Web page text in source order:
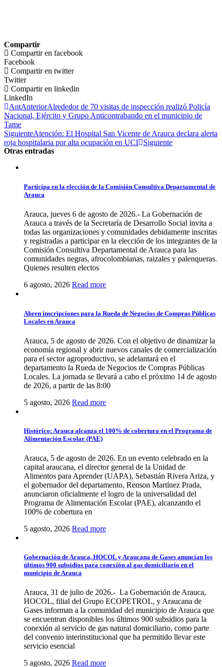
Compartir
Compartir en facebook
Facebook
Compartir en twitter
Twitter
Compartir en linkedin
LinkedIn
AntAnteriorAlrededor de 70 visitas de inspección realizó Policía
Nacional, Ejército y Grupo Anticontrabando en el municipio de
Tame
SiguienteAtención: El Hospital San Vicente de Arauca declara alerta
roja hospitalaria por alta ocupación en UCI
Siguiente
Otras entradas
Participa en la elección de la Comisión Consultiva Departamental de
Arauca
Arauca, jueves 6 de agosto de 2026.- La Gobernación de
Arauca a través de la Secretaría de Desarrollo Social invita a
todas las organizaciones y comunidades debidamente inscritas
y registradas a participar en la elección de los integrantes de la
Comisión Consultiva Departamental de Arauca para las
comunidades negras, afrocolombianas, raizales y palenqueras.
Quienes resulten electos
6 agosto, 2026 Read more
Abren inscripciones para la Rueda de Negocios de Compras Públicas
Locales en Arauca
Arauca, 5 de agosto de 2026. Con el objetivo de dinamizar la
economía regional y abrir nuevos canales de comercialización
para el sector agroproductivo, se adelantará en el
departamento la Rueda de Negocios de Compras Públicas
Locales. La jornada se llevará a cabo el próximo 14 de agosto
de 2026, a partir de las 8:00
5 agosto, 2026 Read more
Histórico: Arauca alcanza el 100% de cobertura en el Programa de
Alimentación Escolar (PAE)
Arauca, 5 de agosto de 2026. En un evento celebrado en la
capital araucana, el director general de la Unidad de
Alimentos para Aprender (UAPA), Sebastián Rivera Ariza, y
el gobernador del departamento, Renson Martínez Prada,
anunciaron oficialmente el logro de la universalidad del
Programa de Alimentación Escolar (PAE), alcanzando el
100% de cobertura en
5 agosto, 2026 Read more
Gobernación de Arauca, HOCOL y Araucana de Gases anuncian los
últimos 900 subsidios para conexión al gas domiciliario en el
municipio de Arauca
Arauca, 31 de julio de 2026.- La Gobernación de Arauca,
HOCOL, filial del Grupo ECOPETROL, y Araucana de
Gases informan a la comunidad del municipio de Arauca que
se encuentran disponibles los últimos 900 subsidios para la
conexión al servicio de gas natural domiciliario, como parte
del convenio interinstitucional que ha permitido llevar este
servicio esencial
5 agosto, 2026 Read more